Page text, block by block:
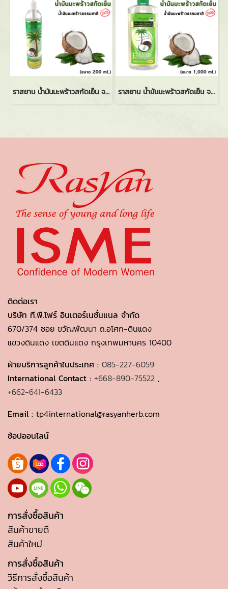
ราสยาน น้ำมันมะพร้าวสกัดเย็น จากธรรมชาติ 100% (200 ml.) ราสยาน น้ำมันมะพร้าวสกัดเย็น จากธรรมชาติ 100% (1000 ml.)
ติดต่อเรา
บริษัท ที.พี.โฟร์ อินเตอร์เนชั่นแนล จำกัด
670/374 ซอย ขวัญพัฒนา ถ.อโศก-ดินแดง
แขวงดินแดง เขตดินแดง กรุงเทพมหานคร 10400
ฝ่ายบริการลูกค้าในประเทศ : 085-227-6059
International Contact : +668-890-75522 ,
+662-641-6433
Email : tp4international@rasyanherb.com
ช้อปออนไลน์
การสั่งซื้อสินค้า
สินค้าขายดี
สินค้าใหม่
การสั่งซื้อสินค้า
วิธีการสั่งซื้อสินค้า